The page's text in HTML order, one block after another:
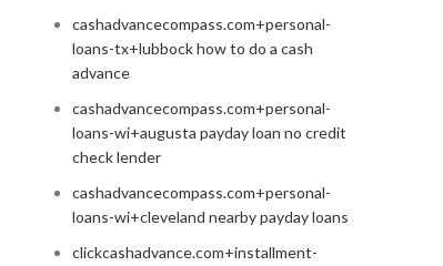
cashadvancecompass.com+personal-
loans-tx+lubbock how to do a cash
advance
cashadvancecompass.com+personal-
loans-wi+augusta payday loan no credit
check lender
cashadvancecompass.com+personal-
loans-wi+cleveland nearby payday loans
clickcashadvance.com+installment-